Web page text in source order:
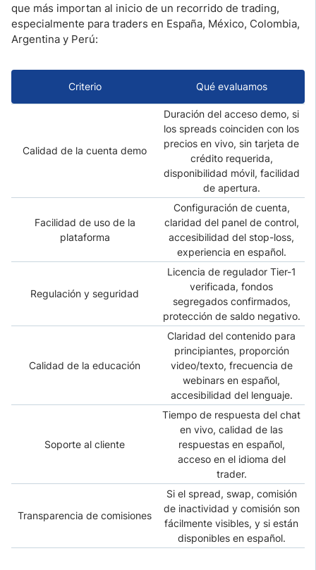
que más importan al inicio de un recorrido de trading,
especialmente para traders en España, México, Colombia,
Argentina y Perú:
Criterio Qué evaluamos
Calidad de la cuenta demo
Duración del acceso demo, si
los spreads coinciden con los
precios en vivo, sin tarjeta de
crédito requerida,
disponibilidad móvil, facilidad
de apertura.
Facilidad de uso de la
plataforma
Configuración de cuenta,
claridad del panel de control,
accesibilidad del stop-loss,
experiencia en español.
Regulación y seguridad
Licencia de regulador Tier-1
verificada, fondos
segregados confirmados,
protección de saldo negativo.
Calidad de la educación
Claridad del contenido para
principiantes, proporción
video/texto, frecuencia de
webinars en español,
accesibilidad del lenguaje.
Soporte al cliente
Tiempo de respuesta del chat
en vivo, calidad de las
respuestas en español,
acceso en el idioma del
trader.
Transparencia de comisiones
Si el spread, swap, comisión
de inactividad y comisión son
fácilmente visibles, y si están
disponibles en español.